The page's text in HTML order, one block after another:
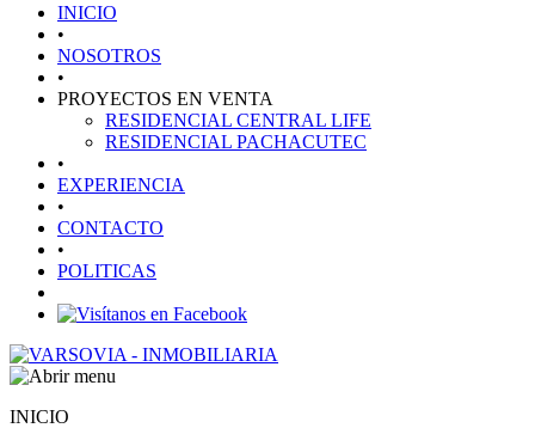
INICIO
•
NOSOTROS
•
PROYECTOS EN VENTA
RESIDENCIAL CENTRAL LIFE
RESIDENCIAL PACHACUTEC
•
EXPERIENCIA
•
CONTACTO
•
POLITICAS
INICIO